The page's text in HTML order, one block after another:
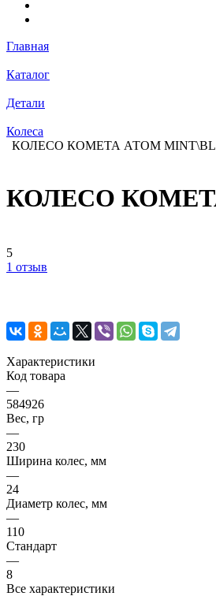
Главная
Каталог
Детали
Колеса
КОЛЕСО КОМЕТА АТОМ
КОЛЕСО
5
1 отзыв
Характеристики
Код товара
—
584926
Вес, гр
—
230
Ширина колес, мм
—
24
Диаметр колес, мм
—
110
Стандарт
—
8
Все характеристики